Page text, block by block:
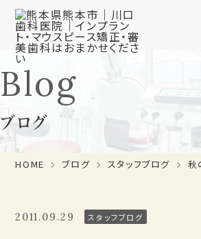
Blog
ブログ
HOME ブログ スタッフブログ 秋
2011.09.29 スタッフブログ